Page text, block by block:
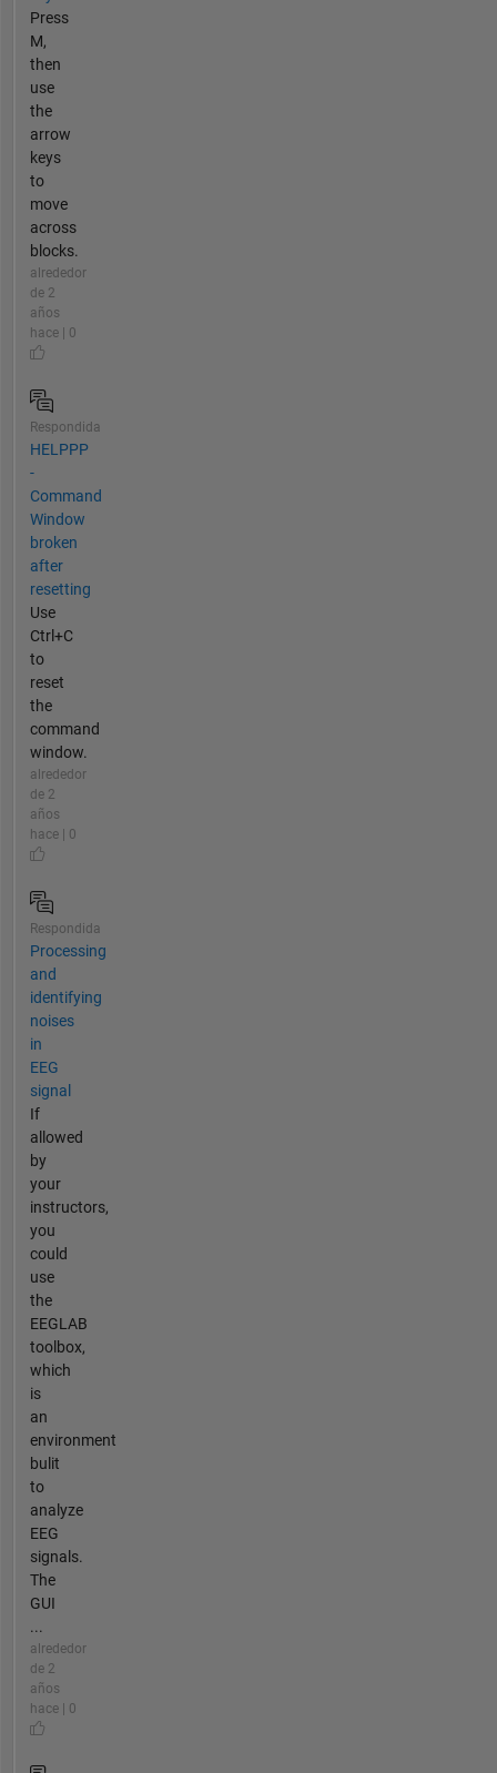
Press
M,
then
use
the
arrow
keys
to
move
across
blocks.
alrededor
de 2
años
hace | 0
Respondida
HELPPP
-
Command
Window
broken
after
resetting
Use
Ctrl+C
to
reset
the
command
window.
alrededor
de 2
años
hace | 0
Respondida
Processing
and
identifying
noises
in
EEG
signal
If
allowed
by
your
instructors,
you
could
use
the
EEGLAB
toolbox,
which
is
an
environment
bulit
to
analyze
EEG
signals.
The
GUI
...
alrededor
de 2
años
hace | 0